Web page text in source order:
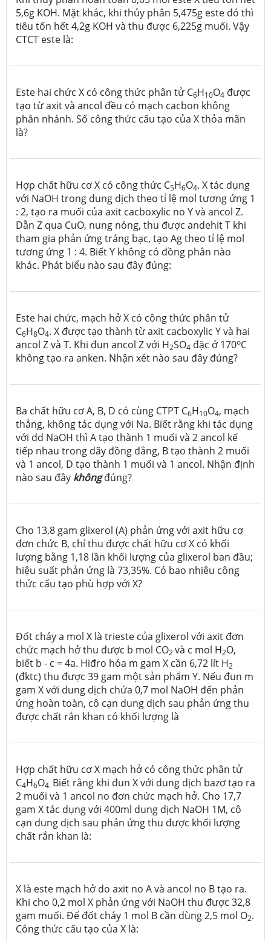
5,6g KOH. Mặt khác, khi thủy phân 5,475g este đó thì
tiêu tốn hết 4,2g KOH và thu được 6,225g muối. Vậy
CTCT este là:
Este hai chức X có công thức phân tử C6H10O4 được
tạo từ axit và ancol đều có mạch cacbon không
phân nhánh. Số công thức cấu tạo của X thỏa mãn
là?
Hợp chất hữu cơ X có công thức C5H6O4. X tác dụng
với NaOH trong dung dịch theo tỉ lệ mol tương ứng 1
: 2, tạo ra muối của axit cacboxylic no Y và ancol Z.
Dẫn Z qua CuO, nung nóng, thu được andehit T khi
tham gia phản ứng tráng bạc, tạo Ag theo tỉ lệ mol
tương ứng 1 : 4. Biết Y không có đồng phân nào
khác. Phát biểu nào sau đây đúng:
Este hai chức, mạch hở X có công thức phân tử
C6H8O4. X được tạo thành từ axit cacboxylic Y và hai
ancol Z và T. Khi đun ancol Z với H2SO4 đặc ở 170oC
không tạo ra anken. Nhận xét nào sau đây đúng?
Ba chất hữu cơ A, B, D có cùng CTPT C6H10O4, mạch
thẳng, không tác dụng với Na. Biết rằng khi tác dụng
với dd NaOH thì A tạo thành 1 muối và 2 ancol kế
tiếp nhau trong dãy đồng đẳng, B tạo thành 2 muối
và 1 ancol, D tạo thành 1 muối và 1 ancol. Nhận định
nào sau đây khôngđúng?
Cho 13,8 gam glixerol (A) phản ứng với axit hữu cơ
đơn chức B, chỉ thu được chất hữu cơ X có khối
lượng bằng 1,18 lần khối lượng của glixerol ban đầu;
hiệu suất phản ứng là 73,35%. Có bao nhiêu công
thức cấu tạo phù hợp với X?
Đốt cháy a mol X là trieste của glixerol với axit đơn
chức mạch hở thu được b mol CO2và c mol H2O,
biết b - c = 4a. Hiđro hóa m gam X cần 6,72 lít H2
(đktc) thu được 39 gam một sản phẩm Y. Nếu đun m
gam X với dung dịch chứa 0,7 mol NaOH đến phản
ứng hoàn toàn, cô cạn dung dịch sau phản ứng thu
được chất rắn khan có khối lượng là
Hợp chất hữu cơ X mạch hở có công thức phân tử
C4H6O4. Biết rằng khi đun X với dung dịch bazơ tạo ra
2 muối và 1 ancol no đơn chức mạch hở. Cho 17,7
gam X tác dụng với 400ml dung dịch NaOH 1M, cô
cạn dung dịch sau phản ứng thu được khối lượng
chất rắn khan là:
X là este mạch hở do axit no A và ancol no B tạo ra.
Khi cho 0,2 mol X phản ứng với NaOH thu được 32,8
gam muối. Để đốt cháy 1 mol B cần dùng 2,5 mol O2.
Công thức cấu tạo của X là: